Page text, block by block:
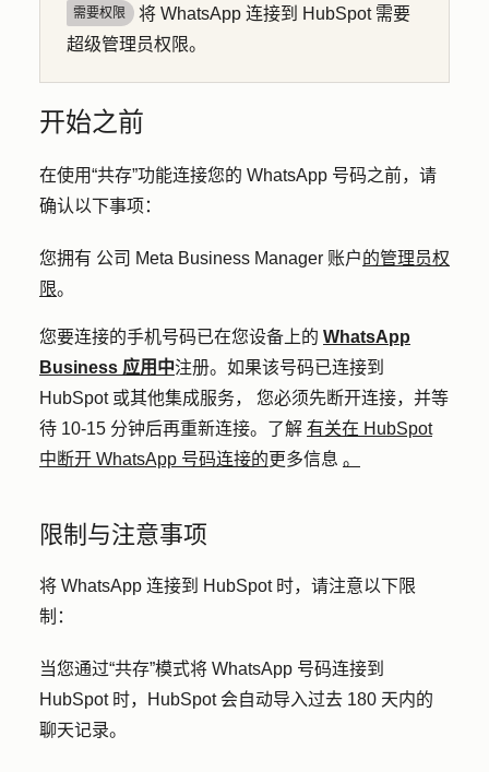
需要权限
将 WhatsApp 连接到 HubSpot 需要
超级管理员权限。
开始之前
在使用“共存”功能连接您的 WhatsApp 号码之前，请
确认以下事项：
您拥有 公司 Meta Business Manager 账户的管理员权
限。
您要连接的手机号码已在您设备上的 WhatsApp
Business 应用中注册。 如果该号码已连接到
HubSpot 或其他集成服务， 您必须先断开连接，并等
待 10-15 分钟后再重新连接。了解 有关在 HubSpot
中断开 WhatsApp 号码连接的更多信息 。
限制与注意事项
将 WhatsApp 连接到 HubSpot 时，请注意以下限
制：
当您通过“共存”模式将 WhatsApp 号码连接到
HubSpot 时，HubSpot 会自动导入过去 180 天内的
聊天记录。